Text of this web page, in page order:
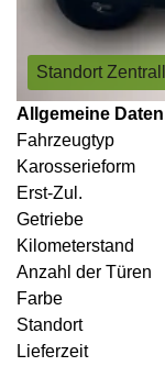
Standort
Allgemeine
Fahrzeugtyp
Karosserieform
Erst-Zul.
Getriebe
Kilometerstand
Anzahl der Türen
Farbe
Standort
Lieferzeit